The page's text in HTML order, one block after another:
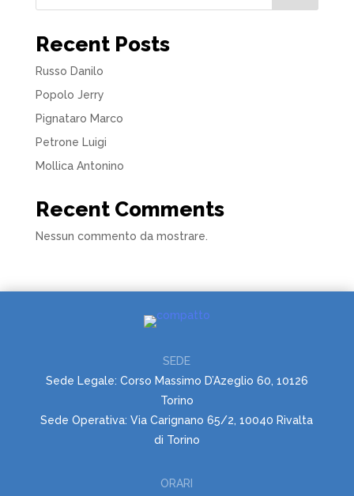
Recent Posts
Russo Danilo
Popolo Jerry
Pignataro Marco
Petrone Luigi
Mollica Antonino
Recent Comments
Nessun commento da mostrare.
SEDE
Sede Legale: Corso Massimo D’Azeglio 60, 10126
Torino
Sede Operativa: Via Carignano 65/2, 10040 Rivalta
di Torino
ORARI